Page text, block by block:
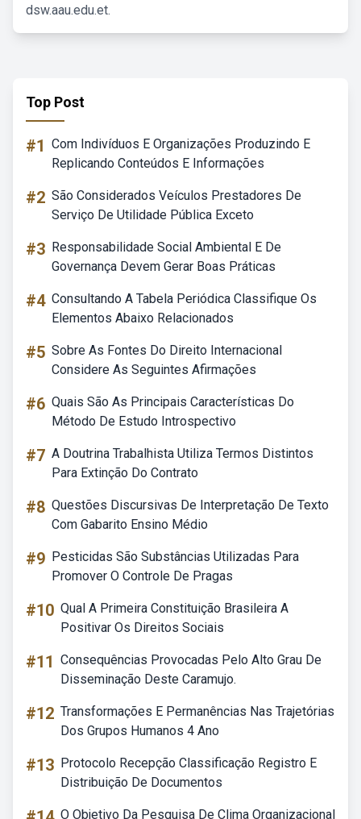
dsw.aau.edu.et.
Top Post
#1 Com Indivíduos E Organizações Produzindo E
Replicando Conteúdos E Informações
#2 São Considerados Veículos Prestadores De
Serviço De Utilidade Pública Exceto
#3 Responsabilidade Social Ambiental E De
Governança Devem Gerar Boas Práticas
#4 Consultando A Tabela Periódica Classifique Os
Elementos Abaixo Relacionados
#5 Sobre As Fontes Do Direito Internacional
Considere As Seguintes Afirmações
#6 Quais São As Principais Características Do
Método De Estudo Introspectivo
#7 A Doutrina Trabalhista Utiliza Termos Distintos
Para Extinção Do Contrato
#8 Questões Discursivas De Interpretação De Texto
Com Gabarito Ensino Médio
#9 Pesticidas São Substâncias Utilizadas Para
Promover O Controle De Pragas
#10 Qual A Primeira Constituição Brasileira A
Positivar Os Direitos Sociais
#11 Consequências Provocadas Pelo Alto Grau De
Disseminação Deste Caramujo.
#12 Transformações E Permanências Nas Trajetórias
Dos Grupos Humanos 4 Ano
#13 Protocolo Recepção Classificação Registro E
Distribuição De Documentos
O Objetivo Da Pesquisa De Clima Organizacional